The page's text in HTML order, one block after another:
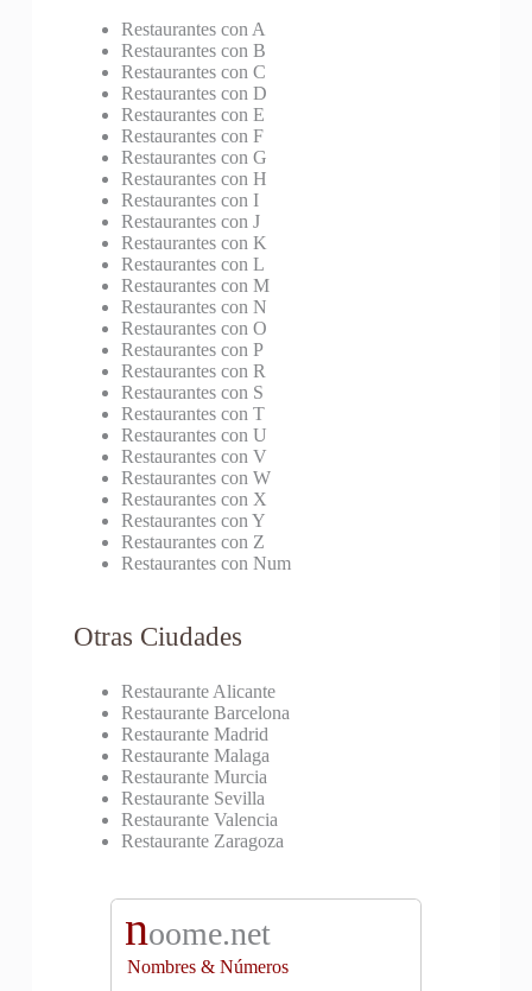
Restaurantes con A
Restaurantes con B
Restaurantes con C
Restaurantes con D
Restaurantes con E
Restaurantes con F
Restaurantes con G
Restaurantes con H
Restaurantes con I
Restaurantes con J
Restaurantes con K
Restaurantes con L
Restaurantes con M
Restaurantes con N
Restaurantes con O
Restaurantes con P
Restaurantes con R
Restaurantes con S
Restaurantes con T
Restaurantes con U
Restaurantes con V
Restaurantes con W
Restaurantes con X
Restaurantes con Y
Restaurantes con Z
Restaurantes con Num
Otras Ciudades
Restaurante Alicante
Restaurante Barcelona
Restaurante Madrid
Restaurante Malaga
Restaurante Murcia
Restaurante Sevilla
Restaurante Valencia
Restaurante Zaragoza
noome.net
Nombres & Números